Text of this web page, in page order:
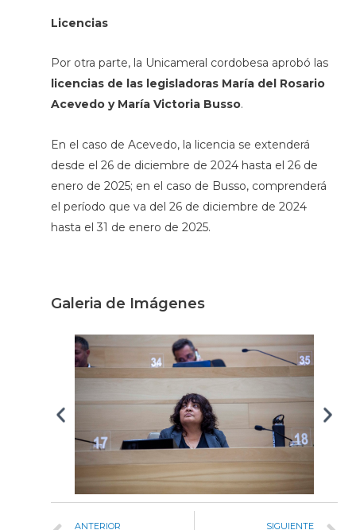
Licencias
Por otra parte, la Unicameral cordobesa aprobó las
licencias de las legisladoras María del Rosario
Acevedo y María Victoria Busso.
En el caso de Acevedo, la licencia se extenderá
desde el 26 de diciembre de 2024 hasta el 26 de
enero de 2025; en el caso de Busso, comprenderá
el período que va del 26 de diciembre de 2024
hasta el 31 de enero de 2025.
Galeria de Imágenes
ANTERIOR SIGUIENTE